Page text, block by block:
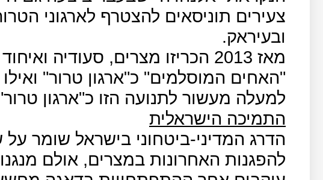
צעירים תוניסאים להצטרף לארגוני
ובעיראק.
מאז 2013 הכריזו מצרים, סעודיה
"האחים המוסלמים" כ"ארגון טרור"
למעלה מעשור לתנועה הזו כ"ארגון
התמיכה הישראלית
הדרג המדיני-ביטחוני בישראל שומר
להפגנות האחרונות במצרים, אולם